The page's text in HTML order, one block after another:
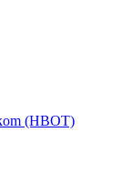
(HBOT)